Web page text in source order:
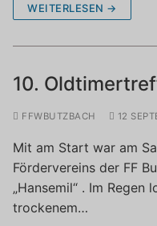
WEITERLESEN →
10.
FFWBUTZBACH 12
Mit am Start war am
Fördervereins der FF
„Hansemil“ . Im Regen
trockenem…